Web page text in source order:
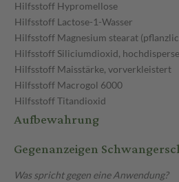
Hilfsstoff Hypromellose
Hilfsstoff Lactose-1-Wasser
Hilfsstoff Magnesium stearat
Hilfsstoff Siliciumdioxid,
Hilfsstoff Maisstärke, vorverkleistert
Hilfsstoff Macrogol 6000
HilfsstoffTitandioxid
Aufbewahrung
Gegenanzeigen
Was spricht gegen eine Anwendung?